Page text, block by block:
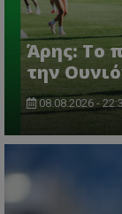
Άρης: Το
την
08.08.2026 -